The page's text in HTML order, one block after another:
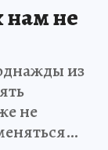
нам не
из
не